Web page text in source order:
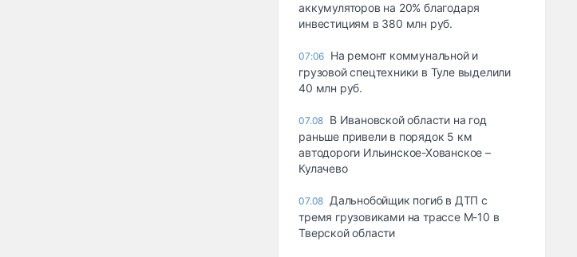
аккумуляторов на 20% благодаря
инвестициям в 380 млн руб.
07:06 На ремонт коммунальной и
грузовой спецтехники в Туле выделили
40 млн руб.
07.08 В Ивановской области на год
раньше привели в порядок 5 км
автодороги Ильинское-Хованское –
Кулачево
07.08 Дальнобойщик погиб в ДТП с
тремя грузовиками на трассе М-10 в
Тверской области